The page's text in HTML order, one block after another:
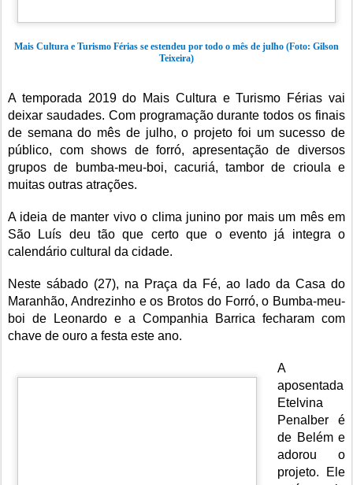
Mais Cultura e Turismo Férias se estendeu por todo o mês de julho (Foto: Gilson
Teixeira)
A temporada 2019 do Mais Cultura e Turismo Férias vai
deixar saudades. Com programação durante todos os finais
de semana do mês de julho, o projeto foi um sucesso de
público, com shows de forró, apresentação de diversos
grupos de bumba-meu-boi, cacuriá, tambor de crioula e
muitas outras atrações.
A ideia de manter vivo o clima junino por mais um mês em
São Luís deu tão que certo que o evento já integra o
calendário cultural da cidade.
Neste sábado (27), na Praça da Fé, ao lado da Casa do
Maranhão, Andrezinho e os Brotos do Forró, o Bumba-meu-
boi de Leonardo e a Companhia Barrica fecharam com
chave de ouro a festa este ano.
A
aposentada
Etelvina
Penalber é
de Belém e
adorou o
projeto. Ele